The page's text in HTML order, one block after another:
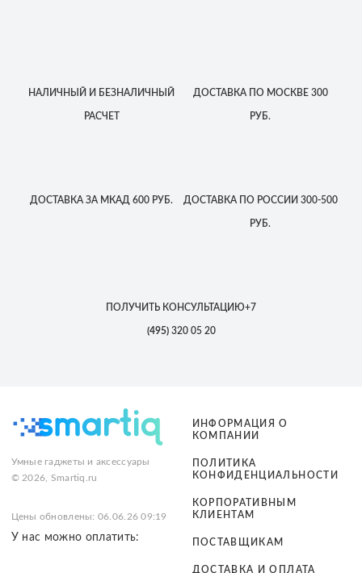
НАЛИЧНЫЙ И БЕЗНАЛИЧНЫЙ
РАСЧЕТ
ДОСТАВКАПО МОСКВЕ 300
РУБ.
ДОСТАВКА ЗА МКАД 600 РУБ. ДОСТАВКАПО РОССИИ 300-500
РУБ.
ПОЛУЧИТЬ КОНСУЛЬТАЦИЮ+7
(495)320 05 20
Умные гаджеты и аксессуары
© 2026, Smartiq.ru
Цены обновлены: 06.06.26 09:19
У нас можно оплатить:
ИНФОРМАЦИЯ О
КОМПАНИИ
ПОЛИТИКА
КОНФИДЕНЦИАЛЬНОСТИ
КОРПОРАТИВНЫМ
КЛИЕНТАМ
ПОСТАВЩИКАМ
ДОСТАВКА И ОПЛАТА